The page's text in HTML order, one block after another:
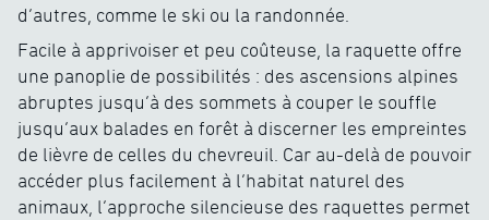
d’autres, comme le ski ou la randonnée.
Facile à apprivoiser et peu coûteuse, la raquette offre
une panoplie de possibilités : des ascensions alpines
abruptes jusqu’à des sommets à couper le souffle
jusqu’aux balades en forêt à discerner les empreintes
de lièvre de celles du chevreuil. Car au-delà de pouvoir
accéder plus facilement à l’habitat naturel des
animaux, l’approche silencieuse des raquettes permet